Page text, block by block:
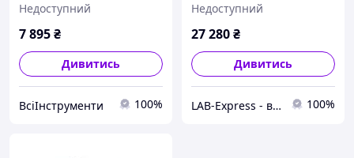
(велика)
Недоступний
7 895₴
Дивитись
ВсіІнструменти 100%
Недоступний
27 280₴
Дивитись
LAB-Express - вимірювальне та лабораторне обладнання 100%